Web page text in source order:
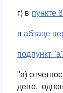
г) в пункте 8
в абзаце
подпункт "а"
"а)
депо,